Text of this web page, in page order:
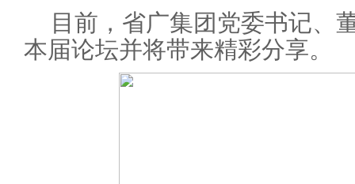
目前，省广集团党委书记、
本届论坛并将带来精彩分享。